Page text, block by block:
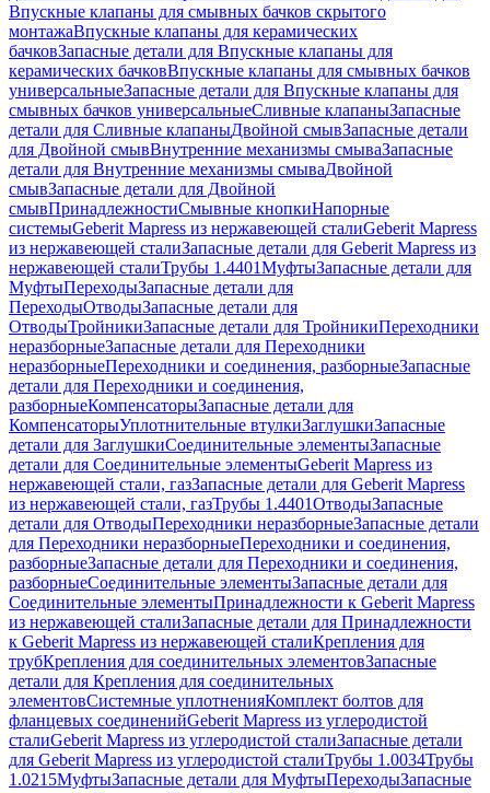
Впускные клапаны для смывных бачков скрытого
монтажаВпускные клапаны для керамических
бачковЗапасные детали для Впускные клапаны для
керамических бачковВпускные клапаны для смывных бачков
универсальныеЗапасные детали для Впускные клапаны для
смывных бачков универсальныеСливные клапаныЗапасные
детали для Сливные клапаныДвойной смывЗапасные детали
для Двойной смывВнутренние механизмы смываЗапасные
детали для Внутренние механизмы смываДвойной
смывЗапасные детали для Двойной
смывПринадлежностиСмывные кнопкиНапорные
системыGeberit Mapress из нержавеющей сталиGeberit Mapress
из нержавеющей сталиЗапасные детали для Geberit Mapress из
нержавеющей сталиТрубы 1.4401МуфтыЗапасные детали для
МуфтыПереходыЗапасные детали для
ПереходыОтводыЗапасные детали для
ОтводыТройникиЗапасные детали для ТройникиПереходники
неразборныеЗапасные детали для Переходники
неразборныеПереходники и соединения, разборныеЗапасные
детали для Переходники и соединения,
разборныеКомпенсаторыЗапасные детали для
КомпенсаторыУплотнительные втулкиЗаглушкиЗапасные
детали для ЗаглушкиСоединительные элементыЗапасные
детали для Соединительные элементыGeberit Mapress из
нержавеющей стали, газЗапасные детали для Geberit Mapress
из нержавеющей стали, газТрубы 1.4401ОтводыЗапасные
детали для ОтводыПереходники неразборныеЗапасные детали
для Переходники неразборныеПереходники и соединения,
разборныеЗапасные детали для Переходники и соединения,
разборныеСоединительные элементыЗапасные детали для
Соединительные элементыПринадлежности к Geberit Mapress
из нержавеющей сталиЗапасные детали для Принадлежности
к Geberit Mapress из нержавеющей сталиКрепления для
трубКрепления для соединительных элементовЗапасные
детали для Крепления для соединительных
элементовСистемные уплотненияКомплект болтов для
фланцевых соединенийGeberit Mapress из углеродистой
сталиGeberit Mapress из углеродистой сталиЗапасные детали
для Geberit Mapress из углеродистой сталиТрубы 1.0034Трубы
1.0215МуфтыЗапасные детали для МуфтыПереходыЗапасные